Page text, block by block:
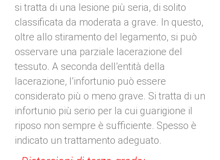
si tratta di una lesione più seria, di solito
classificata da moderata a grave. In questo,
oltre allo stiramento del legamento, si può
osservare una parziale lacerazione del
tessuto. A seconda dell’entità della
lacerazione, l’infortunio può essere
considerato più o meno grave. Si tratta di un
infortunio più serio per la cui guarigione il
riposo non sempre è sufficiente. Spesso è
indicato un trattamento adeguato.